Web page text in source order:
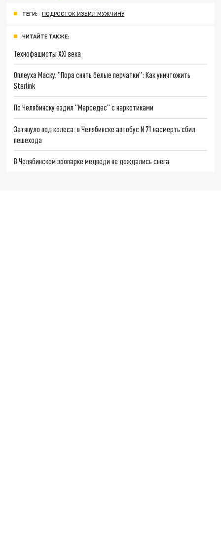
ТЕГИ: ПОДРОСТОК ИЗБИЛ МУЖЧИНУ
ЧИТАЙТЕ ТАКЖЕ:
Технофашисты XXI века
Оплеуха Маску. "Пора снять белые перчатки": Как уничтожить
Starlink
По Челябинску ездил "Мерседес" с наркотиками
Затянуло под колеса: в Челябинске автобус N 71 насмерть сбил
пешехода
В Челябинском зоопарке медведи не дождались снега